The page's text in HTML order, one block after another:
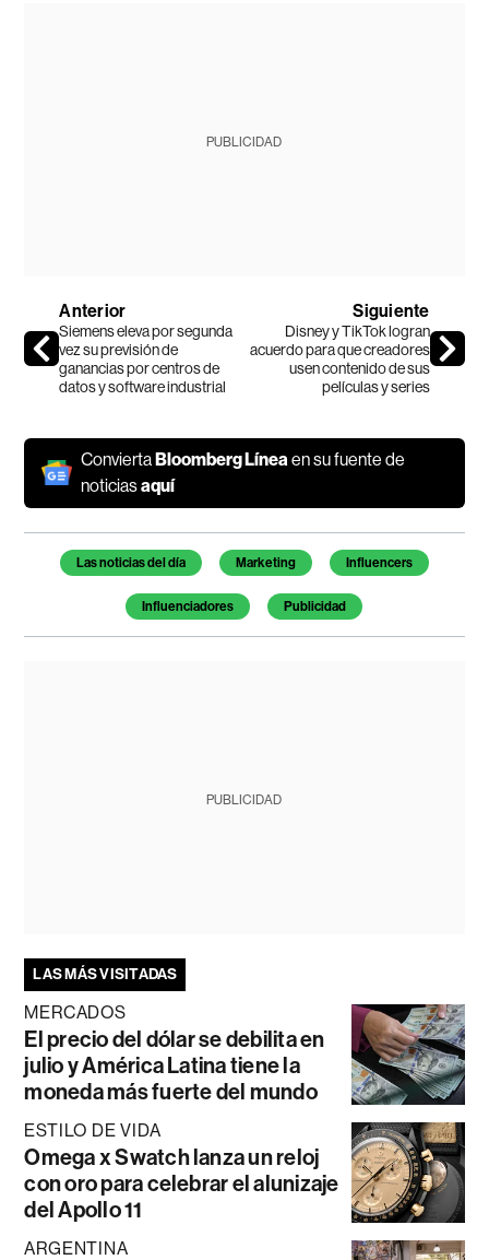
PUBLICIDAD
Anterior
Siemens eleva por segunda
vez su previsión de
ganancias por centros de
datos y software industrial
Siguiente
Disney y TikTok logran
acuerdo para que creadores
usen contenido de sus
películas y series
ConviertaBloomberg Línea en su fuente de
noticiasaquí
Temas de este artículo
Las noticias del día Marketing Influencers
Influenciadores Publicidad
PUBLICIDAD
LAS MÁS VISITADAS
MERCADOS
El precio del dólar se debilita en
julio y América Latina tiene la
moneda más fuerte del mundo
ESTILO DE VIDA
Omega x Swatch lanza un reloj
con oro para celebrar el alunizaje
del Apollo 11
ARGENTINA